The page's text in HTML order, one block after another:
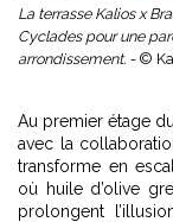
La terrasse Kalios x
Cyclades pour une
arrondissement. - ©
Au premier étage
avec la
transforme en
où huile d’olive
prolongent